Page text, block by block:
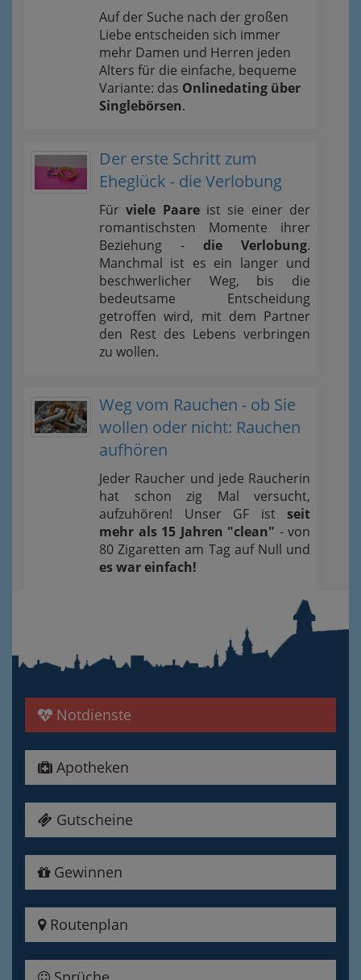
Auf der Suche nach der großen
Liebe entscheiden sich immer
mehr Damen und Herren jeden
Alters für die einfache, bequeme
Variante: das Onlinedating über
Singlebörsen.
Der erste Schritt zum
Eheglück - die Verlobung
Fürviele Paareist sie einer der
romantischsten Momente ihrer
Beziehung - die Verlobung.
Manchmal ist es ein langer und
beschwerlicher Weg, bis die
bedeutsame Entscheidung
getroffen wird, mit dem Partner
den Rest des Lebens verbringen
zu wollen.
Weg vom Rauchen - ob Sie
wollen oder nicht: Rauchen
aufhören
Jeder Raucher und jede Raucherin
hat schon zig Mal versucht,
aufzuhören! Unser GF ist seit
mehr als 15 Jahren "clean" - von
80 Zigaretten am Tag auf Null und
es war einfach!
Notdienste
Apotheken
Gutscheine
Gewinnen
Routenplan